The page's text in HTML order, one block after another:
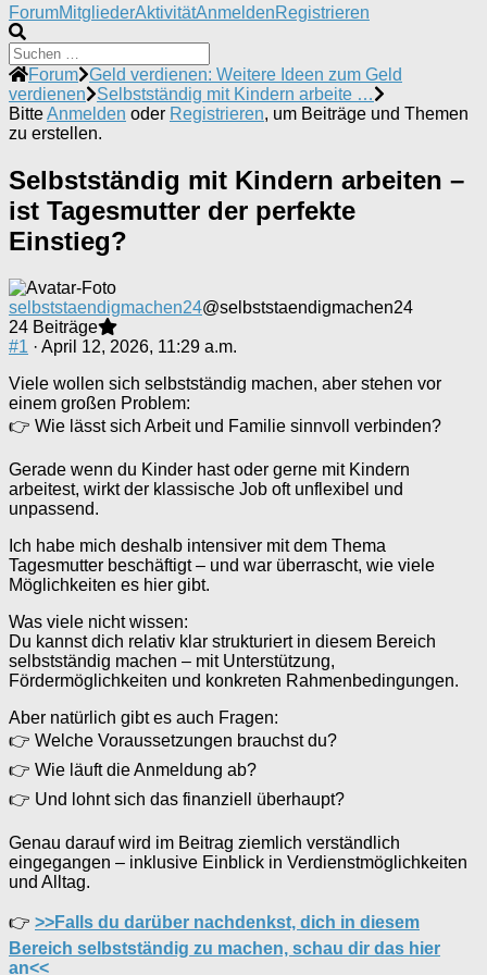
Forum-
Navigation
ForumMitgliederAktivitätAnmeldenRegistrieren
Forum-
Breadcrumbs
-
Du
hier:
Forum Geld verdienen: Weitere Ideen zum Geld
verdienen
Selbstständig mit Kindern arbeite …
BitteAnmelden oder Registrieren, um Beiträge und Themen
zu erstellen.
Selbstständig mit Kindern arbeiten –
ist Tagesmutter der perfekte
Einstieg?
selbststaendigmachen24@selbststaendigmachen24
24 Beiträge
#1 · April 12, 2026, 11:29 a.m.
Viele wollen sich selbstständig machen, aber stehen vor
einem großen Problem:
👉 Wie lässt sich Arbeit und Familie sinnvoll verbinden?
Gerade wenn du Kinder hast oder gerne mit Kindern
arbeitest, wirkt der klassische Job oft unflexibel und
unpassend.
Ich habe mich deshalb intensiver mit dem Thema
Tagesmutter beschäftigt – und war überrascht, wie viele
Möglichkeiten es hier gibt.
Was viele nicht wissen:
Du kannst dich relativ klar strukturiert in diesem Bereich
selbstständig machen – mit Unterstützung,
Fördermöglichkeiten und konkreten Rahmenbedingungen.
Aber natürlich gibt es auch Fragen:
👉 Welche Voraussetzungen brauchst du?
👉 Wie läuft die Anmeldung ab?
👉 Und lohnt sich das finanziell überhaupt?
Genau darauf wird im Beitrag ziemlich verständlich
eingegangen – inklusive Einblick in Verdienstmöglichkeiten
und Alltag.
👉 >>Falls du darüber nachdenkst, dich in diesem
Bereich selbstständig zu machen, schau dir das hier
an<<